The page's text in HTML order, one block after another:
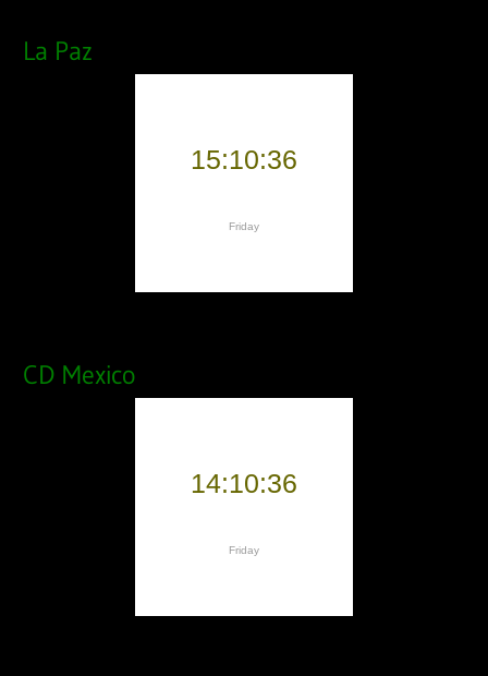
La Paz
CD Mexico